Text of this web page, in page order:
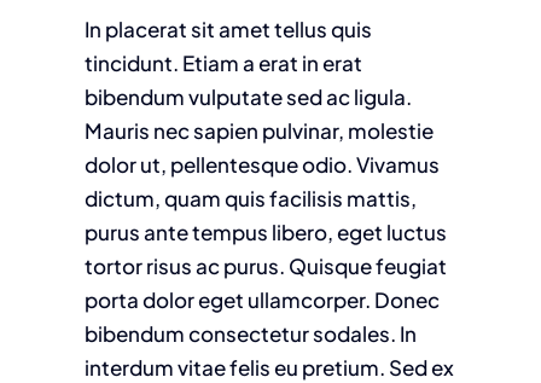
In placerat sit amet tellus quis
tincidunt. Etiam a erat in erat
bibendum vulputate sed ac ligula.
Mauris nec sapien pulvinar, molestie
dolor ut, pellentesque odio. Vivamus
dictum, quam quis facilisis mattis,
purus ante tempus libero, eget luctus
tortor risus ac purus. Quisque feugiat
porta dolor eget ullamcorper. Donec
bibendum consectetur sodales. In
interdum vitae felis eu pretium. Sed ex